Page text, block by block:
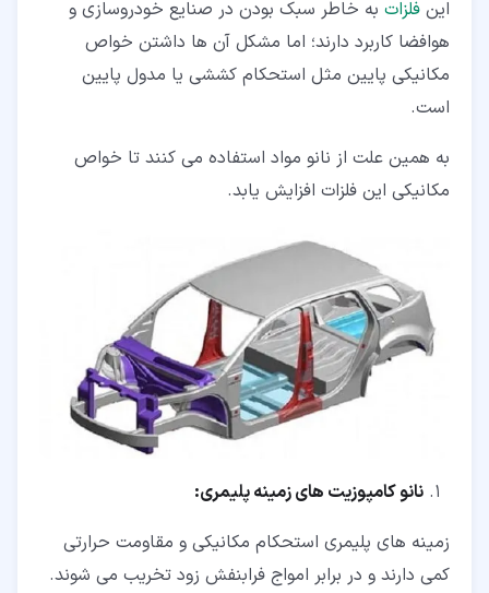
این فلزات به خاطر سبک بودن در صنایع خودروسازی و
هوافضا کاربرد دارند؛ اما مشکل آن ها داشتن خواص
مکانیکی پایین مثل استحکام کششی یا مدول پایین
است.
به همین علت از نانو مواد استفاده می کنند تا خواص
مکانیکی این فلزات افزایش یابد.
نانو کامپوزیت های زمینه پلیمری:
زمینه های پلیمری استحکام مکانیکی و مقاومت حرارتی
کمی دارند و در برابر امواج فرابنفش زود تخریب می شوند.